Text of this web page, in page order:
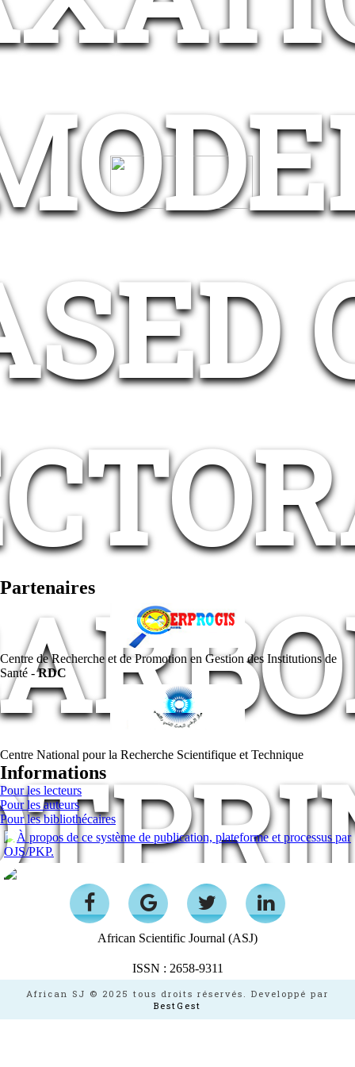
Partenaires
Centre de Recherche et de Promotion en Gestion des Institutions de
Santé -RDC
Centre National pour la Recherche Scientifique et Technique
Informations
Pour les lecteurs
Pour les auteurs
Pour les bibliothécaires
African Scientific Journal (ASJ)
ISSN : 2658-9311
African SJ © 2025 tous droits réservés. Developpé par
BestGest